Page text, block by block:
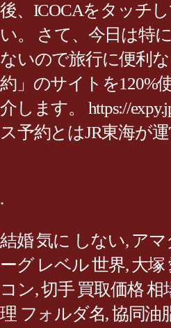
後、ICOCAをタッチ
い。 さて、今日は特
ないので旅行に便利
約」のサイトを120%
介します。 https://
ス予約とはJR東海が
.
結婚 気に しない, アマ
ーグ レベル 世界,大塚
コン,切手 買取価格 相
理 フォルダ名,協同油